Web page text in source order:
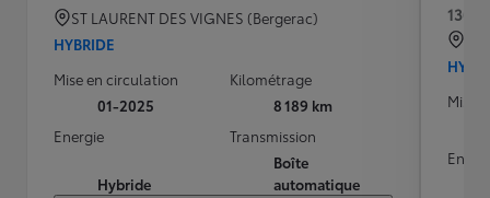
ST LAURENT DES VIGNES (Bergerac)
HYBRIDE
Mise en circulation
01-2025
Kilométrage
8 189 km
Energie
Hybride
Transmission
Boîte
automatique
130h
Mise